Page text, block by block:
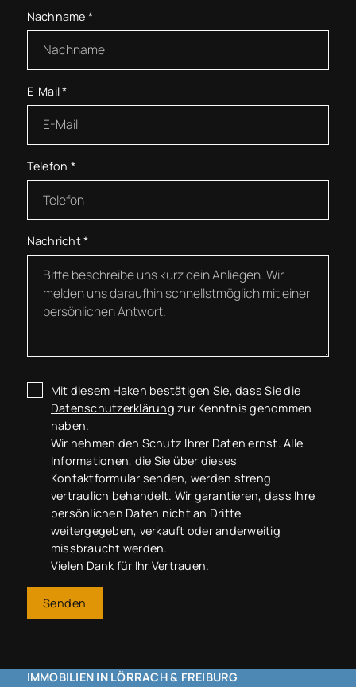
Nachname *
E-Mail*
Telefon *
Nachricht*
Mit diesem Haken bestätigen Sie, dass Sie die
Datenschutzerklärung zur Kenntnis genommen
haben.
Wir nehmen den Schutz Ihrer Daten ernst. Alle
Informationen, die Sie über dieses
Kontaktformular senden, werden streng
vertraulich behandelt. Wir garantieren, dass Ihre
persönlichen Daten nicht an Dritte
weitergegeben, verkauft oder anderweitig
missbraucht werden.
Vielen Dank für Ihr Vertrauen.
Senden
IMMOBILIEN IN LÖRRACH & FREIBURG